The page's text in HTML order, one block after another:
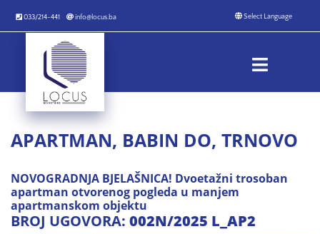
033/214-441 info@locus.ba
APARTMAN, BABIN DO, TRNOVO
NOVOGRADNJA BJELAŠNICA! Dvoetažni trosoban
apartman otvorenog pogleda u manjem
apartmanskom objektu
BROJ UGOVORA: 002N/2025 L_AP2